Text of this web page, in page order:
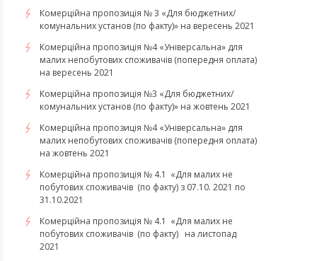
Комерційна пропозиція № 3 «Для бюджетних/
комунальних установ (по факту)» на вересень 2021
Комерційна пропозиція №4 «Універсальна» для
малих непобутових споживачів (попередня оплата)
на вересень 2021
Комерційна пропозиція №3 «Для бюджетних/
комунальних установ (по факту)» на жовтень 2021
Комерційна пропозиція №4 «Універсальна» для
малих непобутових споживачів (попередня оплата)
на жовтень 2021
Комерційна пропозиція № 4.1 «Для малих не
побутових споживачів (по факту) з 07.10. 2021 по
31.10.2021
​​​​​​​Комерційна пропозиція № 4.1 «Для малих не
побутових споживачів (по факту) на листопад
2021